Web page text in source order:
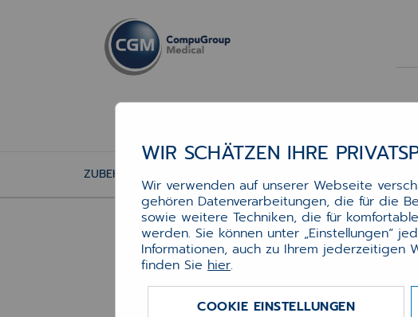
ZUBEHÖR
Toner
(4k)
WIR SCHÄTZEN IHRE
Wir verwenden auf unserer Webseite
gehören Datenverarbeitungen, die für die
sowie weitere Techniken, die für
werden. Sie können unter „Einstellungen“
Informationen, auch zu Ihrem jederzeitigen
finden Sie hier.
COOKIE EINSTELLUNGEN